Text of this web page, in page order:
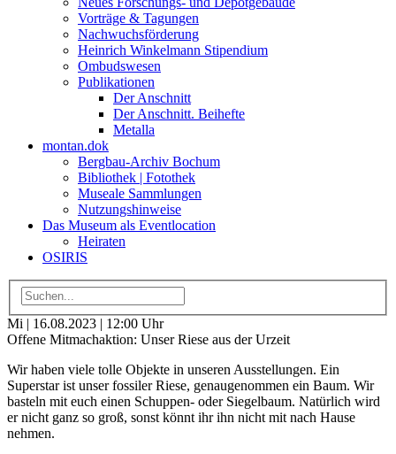
Vorträge & Tagungen
Nachwuchsförderung
Heinrich Winkelmann Stipendium
Ombudswesen
Publikationen
Der Anschnitt
Der Anschnitt. Beihefte
Metalla
montan.dok
Bergbau-Archiv Bochum
Bibliothek | Fotothek
Museale Sammlungen
Nutzungshinweise
Das Museum als Eventlocation
Heiraten
OSIRIS
Mi | 16.08.2023 | 12:00 Uhr
Offene Mitmachaktion: Unser Riese aus der Urzeit
Wir haben viele tolle Objekte in unseren Ausstellungen. Ein
Superstar ist unser fossiler Riese, genaugenommen ein Baum. Wir
basteln mit euch einen Schuppen- oder Siegelbaum. Natürlich wird
er nicht ganz so groß, sonst könnt ihr ihn nicht mit nach Hause
nehmen.